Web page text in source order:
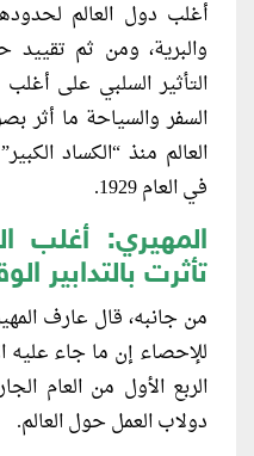
أغلب دول العالم
والبرية، ومن ثم تقييد
التأثير السلبي على
السفر والسياحة ما أثر
العالم منذ “الكساد
في العام 1929.
المهيري: أغلب
تأثرت بالتدابير
من جانبه، قال عارف
للإحصاء إن ما جاء عليه
الربع الأول من العام
دولاب العمل حول العالم.